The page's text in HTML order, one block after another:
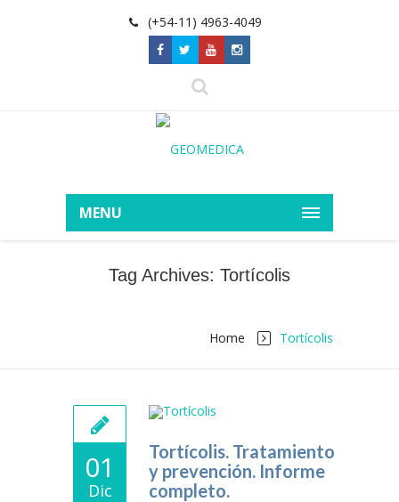
(+54-11) 4963-4049
MENU
Tag Archives: Tortícolis
Home Tortícolis
01
Dic
Tortícolis. Tratamiento
y prevención. Informe
completo.